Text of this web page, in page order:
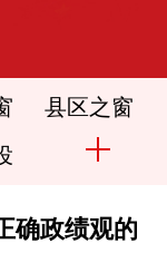
县区之窗
确政绩观的